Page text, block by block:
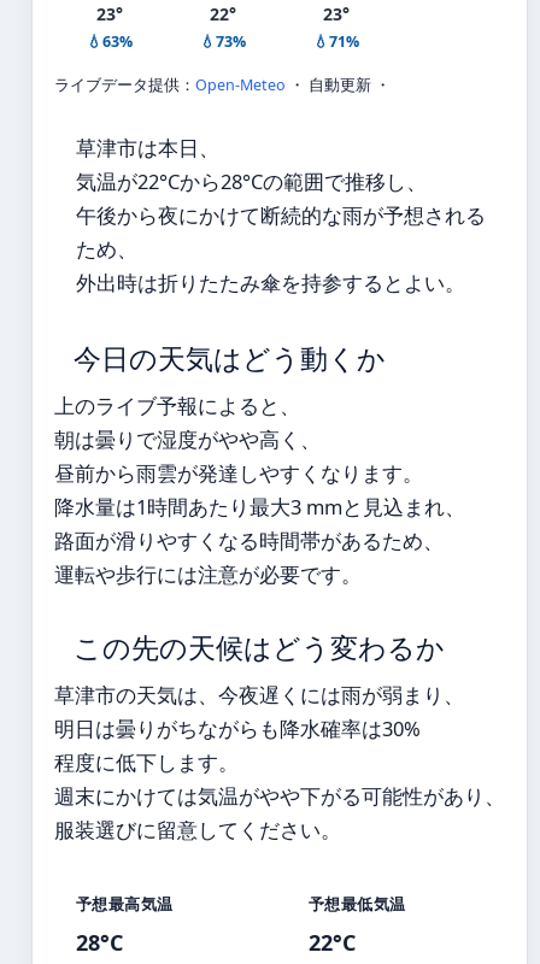
23°
💧63%
22°
💧73%
23°
💧71%
ライブデータ提供： Open-Meteo ・ 自動更新 ・
草津市は本日、
気温が22°Cから28°Cの範囲で推移し、
午後から夜にかけて断続的な雨が予想される
ため、
外出時は折りたたみ傘を持参するとよい。
今日の天気はどう動くか
上のライブ予報によると、
朝は曇りで湿度がやや高く、
昼前から雨雲が発達しやすくなります。
降水量は1時間あたり最大3 mmと見込まれ、
路面が滑りやすくなる時間帯があるため、
運転や歩行には注意が必要です。
この先の天候はどう変わるか
草津市の天気は、今夜遅くには雨が弱まり、
明日は曇りがちながらも降水確率は30%
程度に低下します。
週末にかけては気温がやや下がる可能性があり、
服装選びに留意してください。
予想最高気温
28°C
予想最低気温
22°C